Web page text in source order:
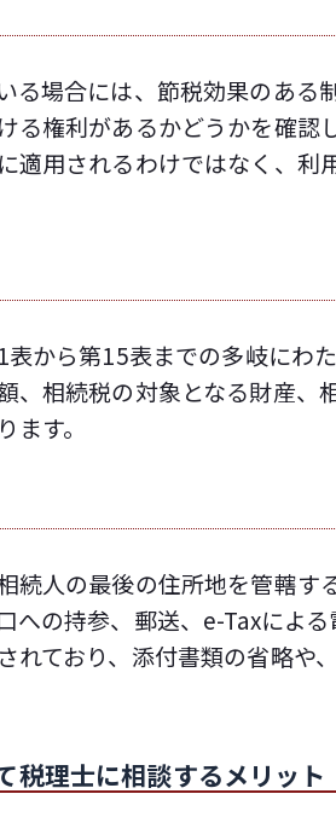
る場合には、節税効果のある
る権利があるかどうかを確認
適用されるわけではなく、
から第15表までの多岐にわ
、相続税の対象となる財産
す。
続人の最後の住所地を管轄す
への持参、郵送、e-Taxによる
れており、添付書類の省略や
税理士に相談するメリット